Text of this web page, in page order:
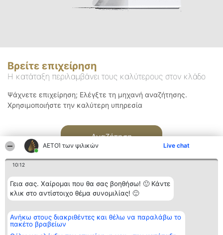
ΑΕΤΟΊ των ψιλικών Live chat
10:12
Γεια σας. Χαίρομαι που θα σας βοηθήσω! 🙂 Κάντε
κλικ στο αντίστοιχο θέμα συνομιλίας! 🙂
Ανήκω στους διακριθέντες και θέλω να παραλάβω το
πακέτο βραβείων
Βρείτε επιχείρηση
Η κατάταξη περιλαμβάνει τους καλύτερους στον κλάδο
Ψάχνετε επιχείρηση; Ελέγξτε τη μηχανή αναζήτησης.
Χρησιμοποιήστε την καλύτερη υπηρεσία
Αναζήτηση
Διοργανωτής της
κατάταξης
BEAUTIFUL COMPANY
Κατάταξη
Διακριθέντες
των
Επικοινωνία
Επικοινωνία